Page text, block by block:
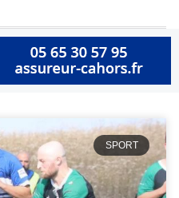
SPORT